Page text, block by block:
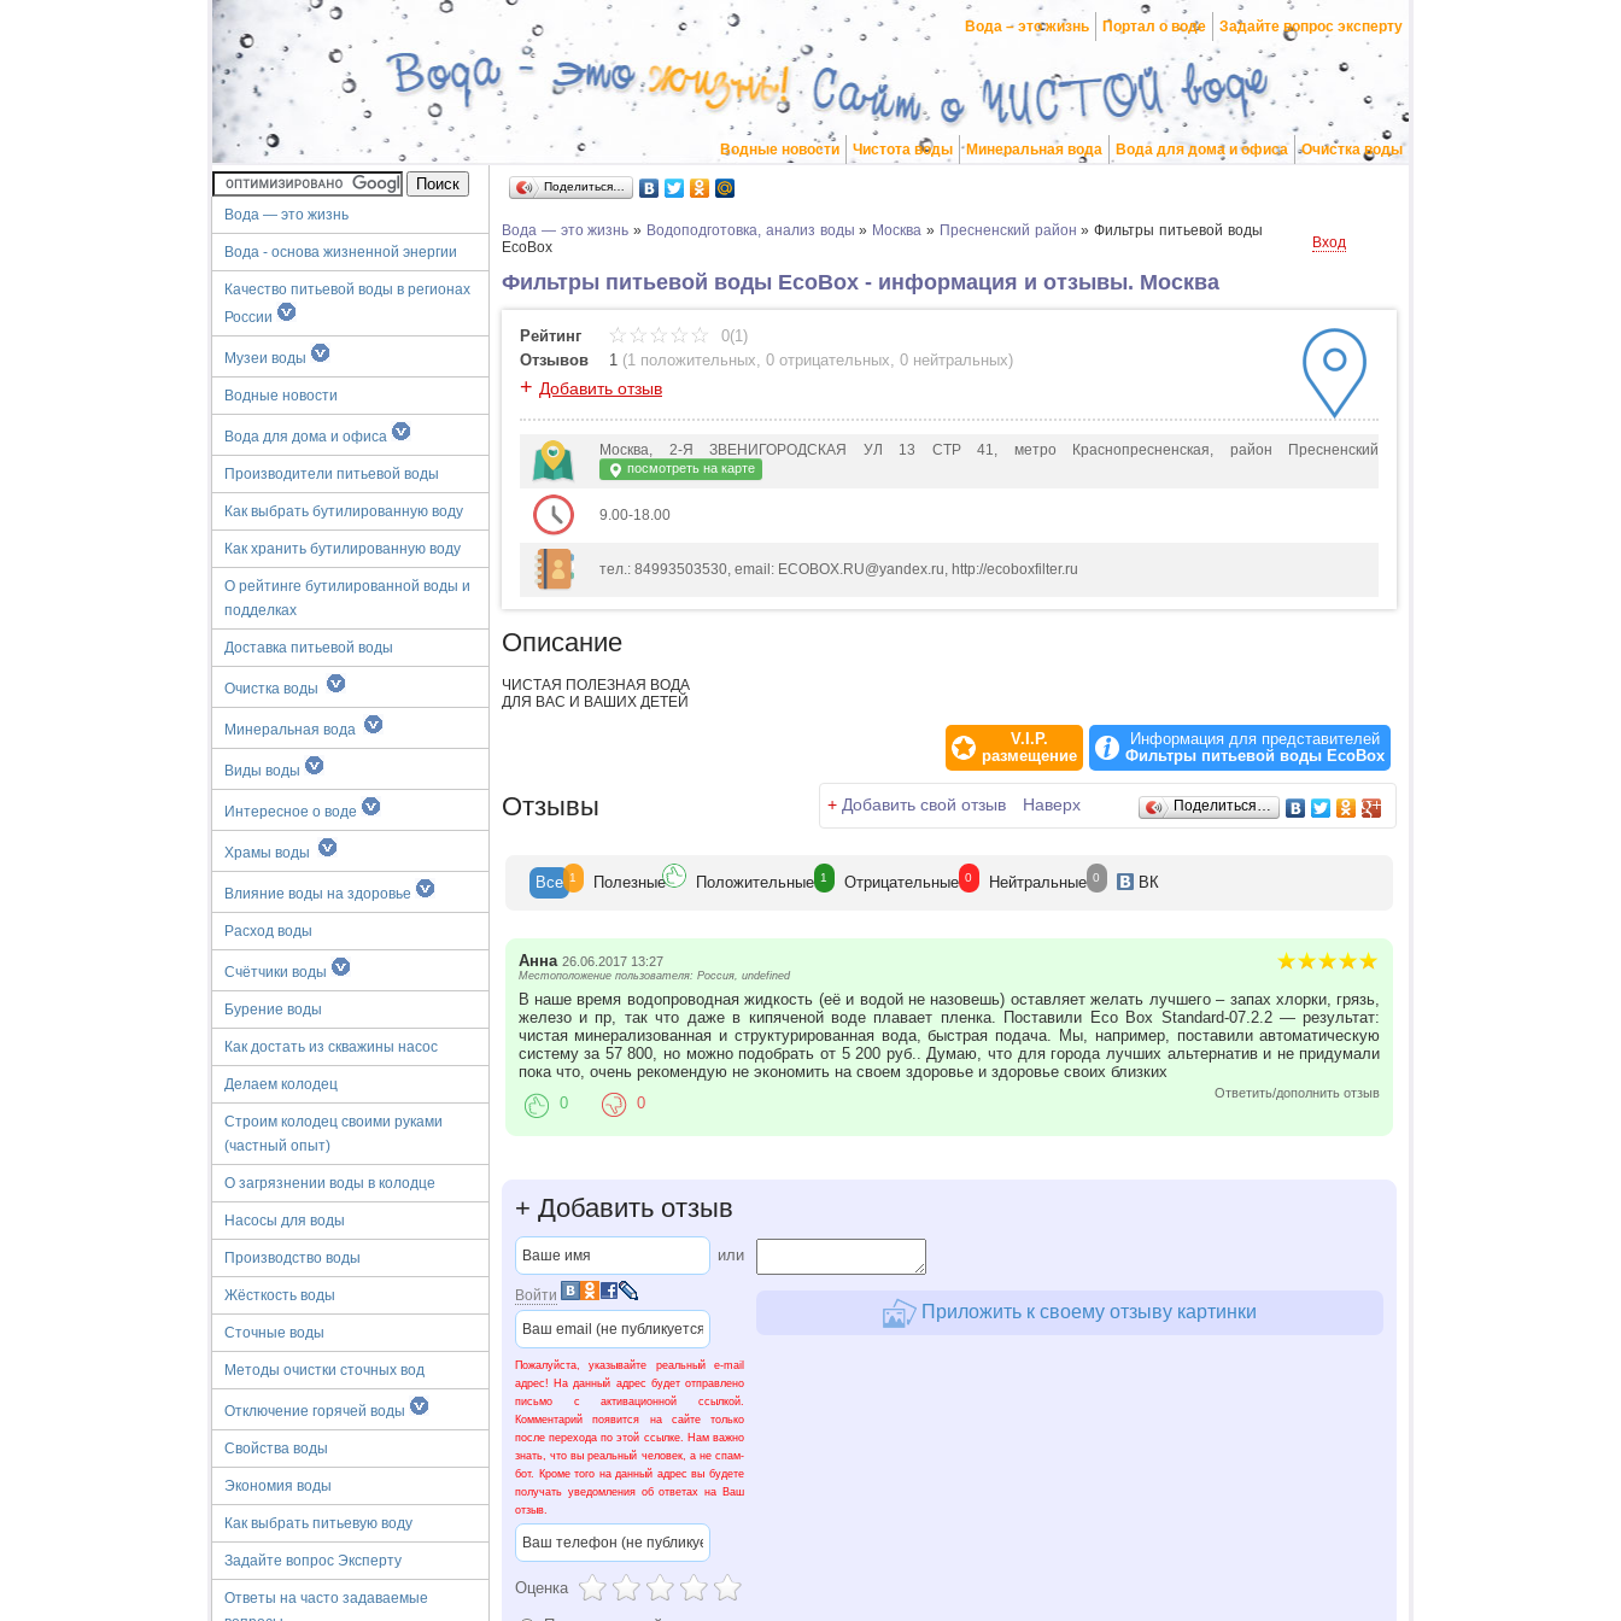
Вода – это жизнь Портал о воде Задайте вопрос эксперту
Водные новости Чистота воды Минеральная вода Вода для дома и офиса Очистка воды
Вода — это жизнь
Вода - основа жизненной энергии
Качество питьевой воды в регионах
России
Музеи воды
Водные новости
Вода для дома и офиса
Производители питьевой воды
Как выбрать бутилированную воду
Как хранить бутилированную воду
О рейтинге бутилированной воды и
подделках
Доставка питьевой воды
Очистка воды
Минеральная вода
Виды воды
Интересное о воде
Храмы воды
Влияние воды на здоровье
Расход воды
Счётчики воды
Бурение воды
Как достать из скважины насос
Делаем колодец
Строим колодец своими руками
(частный опыт)
О загрязнении воды в колодце
Насосы для воды
Производство воды
Жёсткость воды
Сточные воды
Методы очистки сточных вод
Отключение горячей воды
Свойства воды
Экономия воды
Как выбрать питьевую воду
Задайте вопрос Эксперту
Ответы на часто задаваемые
Поделиться…
Вода — это жизнь » Водоподготовка, анализ воды » Москва » Пресненский район »Фильтры питьевой воды
EcoBox
Вход
Фильтры питьевой воды EcoBox - информация и отзывы. Москва
Рейтинг
0(1)
Отзывов
1 (1 положительных, 0 отрицательных, 0 нейтральных)
+ Добавить отзыв
Москва, 2-Я ЗВЕНИГОРОДСКАЯ УЛ 13 СТР 41, метро Краснопресненская, район Пресненский
посмотреть на карте
9.00-18.00
тел.: 84993503530, email: ECOBOX.RU@yandex.ru, http://ecoboxfilter.ru
Описание
ЧИСТАЯ ПОЛЕЗНАЯ ВОДА
ДЛЯ ВАС И ВАШИХ ДЕТЕЙ
V.I.P.
размещение
Информация для представителей
Фильтры питьевой воды EcoBox
Отзывы + Добавить свой отзыв Наверх Поделиться…
Все 1 Полезные Положительные 1 Отрицательные 0 Нейтральные 0 ВК
Анна 26.06.2017 13:27
Местоположение пользователя: Россия, undefined
В наше время водопроводная жидкость (её и водой не назовешь) оставляет желать лучшего – запах хлорки, грязь,
железо и пр, так что даже в кипяченой воде плавает пленка. Поставили Eco Box Standard-07.2.2 — результат:
чистая минерализованная и структурированная вода, быстрая подача. Мы, например, поставили автоматическую
систему за 57 800, но можно подобрать от 5 200 руб.. Думаю, что для города лучших альтернатив и не придумали
пока что, очень рекомендую не экономить на своем здоровье и здоровье своих близких
Ответить/дополнить отзыв
0 0
+ Добавить отзыв
или
Войти
Пожалуйста, указывайте реальный e-mail
адрес! На данный адрес будет отправлено
письмо с активационной ссылкой.
Комментарий появится на сайте только
после перехода по этой ссылке. Нам важно
знать, что вы реальный человек, а не спам-
бот. Кроме того на данный адрес вы будете
получать уведомления об ответах на Ваш
отзыв.
Оценка
Приложить к своему отзыву картинки